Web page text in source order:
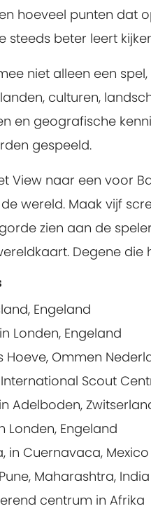
hoeveel punten dat
steeds beter leert
niet alleen een
culturen,
en geografische
gespeeld.
View naar een voor
wereld. Maak vijf
zien aan de
Degene
Engeland
Londen, Engeland
Hoeve, Ommen
Scout
Adelboden,
Londen, Engeland
in Cuernavaca, Mexico
Maharashtra, India
centrum in Afrika